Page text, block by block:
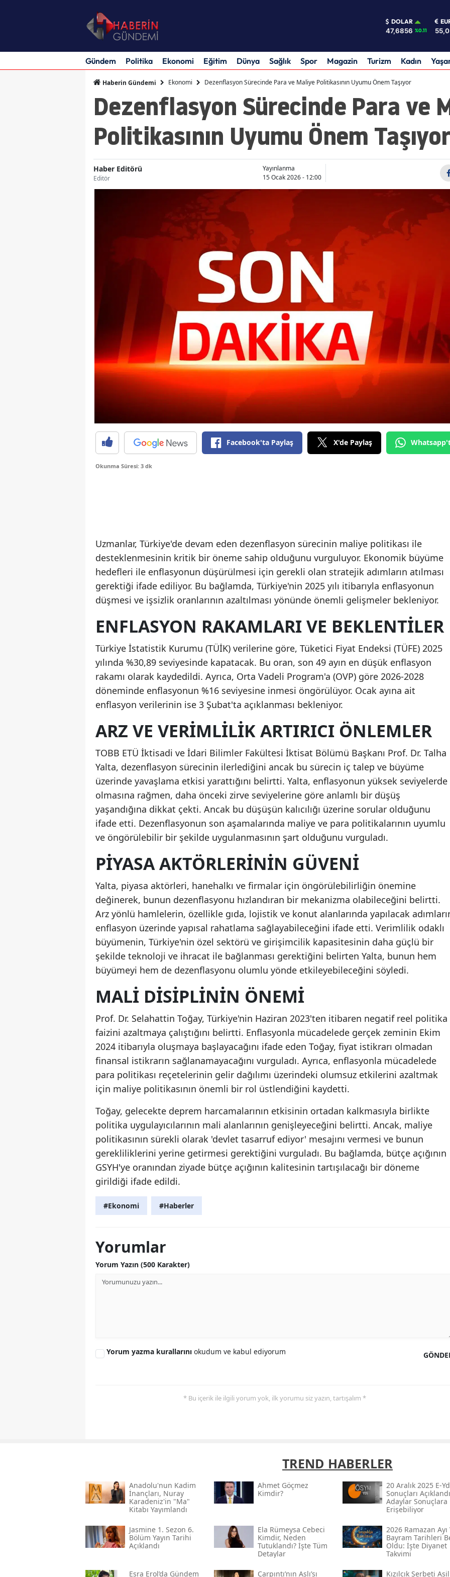
DOLAR
47,6856 %0.11
Gündem Politika Ekonomi Eğitim Dünya Sağlık Spor Magazin Turizm Kadın
Haberin Gündemi Ekonomi Dezenflasyon Sürecinde Para ve Maliye Politikasının Uyumu Önem Taşıyor
Dezenflasyon Sürecinde Para ve
Politikasının Uyumu Önem
Haber Editörü
Editör
Yayınlanma
15 Ocak 2026 - 12:00
Facebook'ta Paylaş X'de Paylaş
Okunma Süresi: 3 dk
Uzmanlar, Türkiye'de devam eden dezenflasyon sürecinin maliye politikası ile
desteklenmesinin kritik bir öneme sahip olduğunu vurguluyor. Ekonomik büyüme
hedefleri ile enflasyonun düşürülmesi için gerekli olan stratejik adımların atılması
gerektiği ifade ediliyor. Bu bağlamda, Türkiye'nin 2025 yılı itibarıyla enflasyonun
düşmesi ve işsizlik oranlarının azaltılması yönünde önemli gelişmeler bekleniyor.
ENFLASYON RAKAMLARI VE BEKLENTILER
Türkiye İstatistik Kurumu (TÜİK) verilerine göre, Tüketici Fiyat Endeksi (TÜFE) 2025
yılında %30,89 seviyesinde kapatacak. Bu oran, son 49 ayın en düşük enflasyon
rakamı olarak kaydedildi. Ayrıca, Orta Vadeli Program'a (OVP) göre 2026-2028
döneminde enflasyonun %16 seviyesine inmesi öngörülüyor. Ocak ayına ait
enflasyon verilerinin ise 3 Şubat'ta açıklanması bekleniyor.
ARZ VE VERIMLILIK ARTIRICI ÖNLEMLER
TOBB ETÜ İktisadi ve İdari Bilimler Fakültesi İktisat Bölümü Başkanı Prof. Dr. Talha
Yalta, dezenflasyon sürecinin ilerlediğini ancak bu sürecin iç talep ve büyüme
üzerinde yavaşlama etkisi yarattığını belirtti. Yalta, enflasyonun yüksek seviyelerde
olmasına rağmen, daha önceki zirve seviyelerine göre anlamlı bir düşüş
yaşandığına dikkat çekti. Ancak bu düşüşün kalıcılığı üzerine sorular olduğunu
ifade etti. Dezenflasyonun son aşamalarında maliye ve para politikalarının uyumlu
ve öngörülebilir bir şekilde uygulanmasının şart olduğunu vurguladı.
PIYASA AKTÖRLERININ GÜVENI
Yalta, piyasa aktörleri, hanehalkı ve firmalar için öngörülebilirliğin önemine
değinerek, bunun dezenflasyonu hızlandıran bir mekanizma olabileceğini belirtti.
Arz yönlü hamlelerin, özellikle gıda, lojistik ve konut alanlarında yapılacak
enflasyon üzerinde yapısal rahatlama sağlayabileceğini ifade etti. Verimlilik odaklı
büyümenin, Türkiye'nin özel sektörü ve girişimcilik kapasitesinin daha güçlü bir
şekilde teknoloji ve ihracat ile bağlanması gerektiğini belirten Yalta, bunun hem
büyümeyi hem de dezenflasyonu olumlu yönde etkileyebileceğini söyledi.
MALI DISIPLININ ÖNEMI
Prof. Dr. Selahattin Toğay, Türkiye'nin Haziran 2023'ten itibaren negatif reel politika
faizini azaltmaya çalıştığını belirtti. Enflasyonla mücadelede gerçek zeminin Ekim
2024 itibarıyla oluşmaya başlayacağını ifade eden Toğay, fiyat istikrarı olmadan
finansal istikrarın sağlanamayacağını vurguladı. Ayrıca, enflasyonla mücadelede
para politikası reçetelerinin gelir dağılımı üzerindeki olumsuz etkilerini azaltmak
için maliye politikasının önemli bir rol üstlendiğini kaydetti.
Toğay, gelecekte deprem harcamalarının etkisinin ortadan kalkmasıyla birlikte
politika uygulayıcılarının mali alanlarının genişleyeceğini belirtti. Ancak, maliye
politikasının sürekli olarak 'devlet tasarruf ediyor' mesajını vermesi ve bunun
gerekliliklerini yerine getirmesi gerektiğini vurguladı. Bu bağlamda, bütçe açığının
GSYH'ye oranından ziyade bütçe açığının kalitesinin tartışılacağı bir döneme
girildiği ifade edildi.
#Ekonomi #Haberler
Yorumlar
Yorum Yazın (500 Karakter)
Yorum yazma kurallarını okudum ve kabul ediyorum
* Bu içerik ile ilgili yorum yok, ilk yorumu siz yazın, tartışalım *
TREND HABERLER
Anadolu'nun Kadim
İnançları, Nuray
Karadeniz'in "ma"
Kitabı Yayımlandı
Ahmet Göçmez
Kimdir?
20 Aralık 2025 E-
Sonuçları
Adaylar Sonuçlara
Erişebiliyor
Jasmine 1. Sezon 6.
Bölüm Yayın Tarihi
Açıklandı
Ela Rümeysa Cebeci
Kimdir, Neden
Tutuklandı? İşte Tüm
Detaylar
2026 Ramazan Ayı
Bayram Tarihleri
Oldu: İşte Diyanet
Takvimi
Esra Erol’da Gündem Çarpıntı’nın Aslı’sı Kızılcık Şerbeti Asil